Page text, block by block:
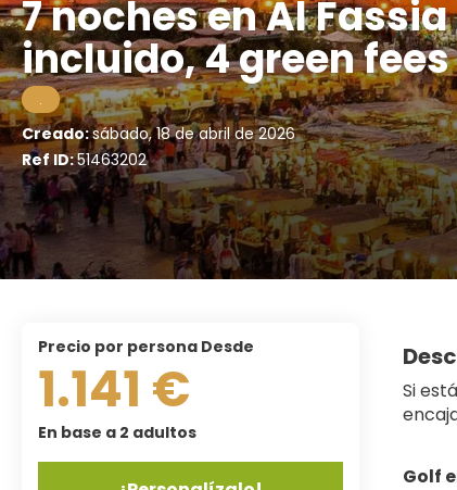
7 noches en Al
incluido, 4 green fees
.
Creado:sábado, 18 de abril de 2026
Ref ID:51463202
Si
Golf
precio por persona Desde
1.141 €
En base a 2 adultos